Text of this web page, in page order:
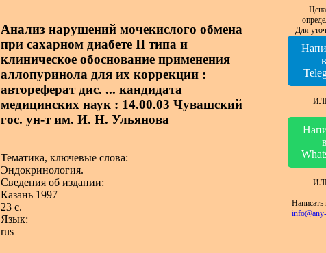
Анализ нарушений мочекислого обмена
при сахарном диабете II типа и
клиническое обоснование применения
аллопуринола для их коррекции :
автореферат дис. ... кандидата
медицинских наук : 14.00.03 Чувашский
гос. ун-т им. И. Н. Ульянова
Тематика, ключевые слова:
Эндокринология.
Сведения об издании:
Казань 1997
23 с.
Язык:
rus
Для
в
в
Написать